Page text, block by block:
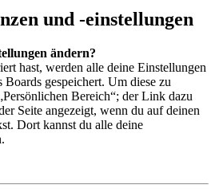
und -einstellungen
ändern?
hast, werden alle deine Einstellungen
Boards gespeichert. Um diese zu
Bereich“; der Link dazu
Seite angezeigt, wenn du auf deinen
Dort kannst du alle deine